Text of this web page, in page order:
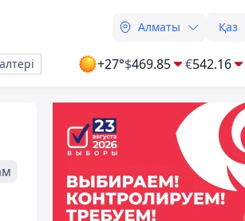
Алматы Қаз
+27°$469.85 €542.16